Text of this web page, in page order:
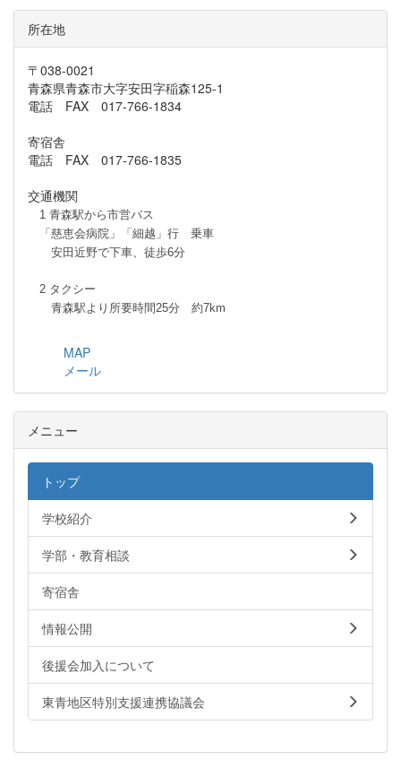
所在地
〒038-0021
青森県青森市大字安田字稲森125-1
電話 FAX 017-766-1834
寄宿舎
電話 FAX 017-766-1835
交通機関
1 青森駅から市営バス
「慈恵会病院」「細越」行 乗車
安田近野で下車、徒歩6分
2 タクシー
青森駅より所要時間25分 約7km
MAP
メール
メニュー
トップ
学校紹介
学部・教育相談
寄宿舎
情報公開
後援会加入について
東青地区特別支援連携協議会